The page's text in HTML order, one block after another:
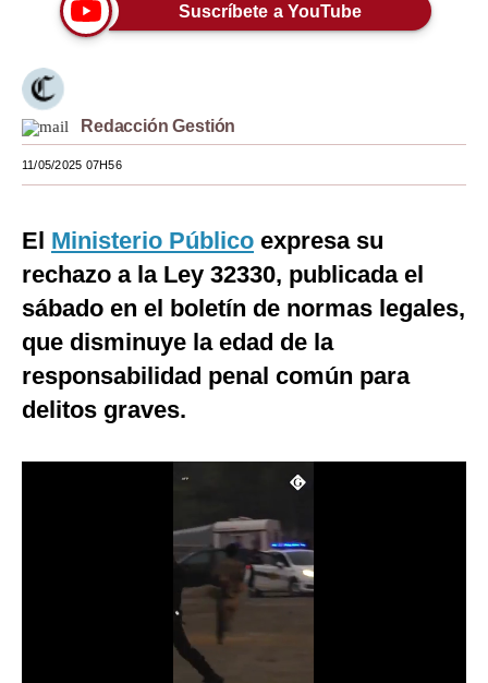
Viajes
Moda
Estilos
Mundo
México
Internacional
Tecnología
Club del Suscriptor
Mix
Suscríbete a YouTube
Redacción Gestión
11/05/2025 07H56
El Ministerio Público expresa su
rechazo a la Ley 32330, publicada el
sábado en el boletín de normas legales,
que disminuye la edad de la
responsabilidad penal común para
delitos graves.